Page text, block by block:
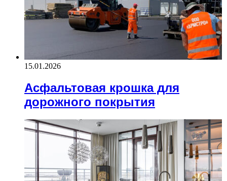
15.01.2026
Асфальтовая крошка для
дорожного покрытия